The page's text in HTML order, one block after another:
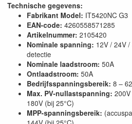
Technische gegevens:
Fabrikant Model: IT5420NC G3
EAN-code: 4260558571285
Artikelnummer: 2105420
Nominale spanning: 12V / 24V
detectie
Nominale laadstroom: 50A
Ontlaadstroom: 50A
Bedrijfsspanningsbereik: 8 –
Max. PV-nullastspanning:
180V (bij 25°C)
MPP-spanningsbereik: